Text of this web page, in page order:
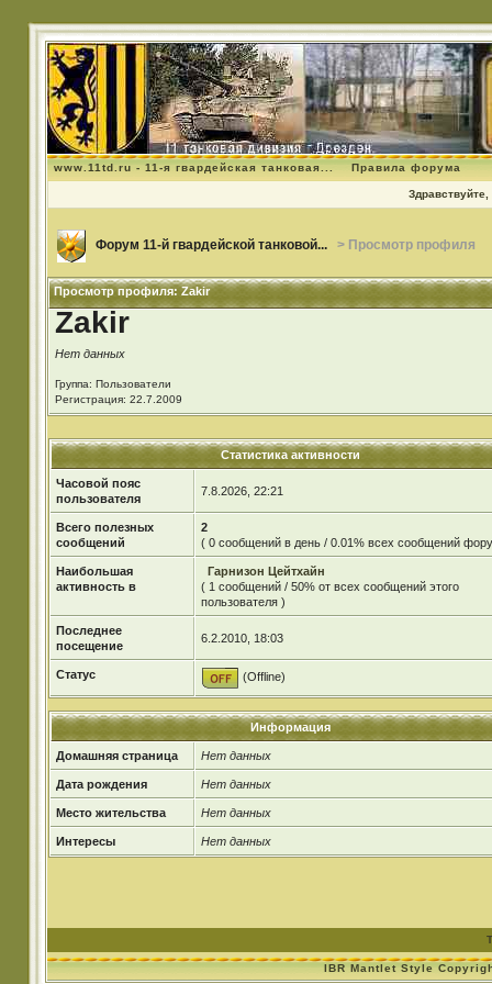
www.11td.ru - 11-я гвардейская танковая... Правила форума
Здравствуйте,
Форум 11-й гвардейской танковой... > Просмотр профиля
Просмотр профиля: Zakir
Zakir
Нет данных
Группа: Пользователи
Регистрация: 22.7.2009
Статистика активности
Часовой пояс
пользователя
7.8.2026, 22:21
Всего полезных
сообщений
2
( 0 сообщений в день / 0.01% всех сообщений
Наибольшая
активность в
Гарнизон Цейтхайн
( 1 сообщений / 50% от всех сообщений этого
пользователя )
Последнее
посещение
6.2.2010, 18:03
Статус (Offline)
Информация
Домашняя страница Нет данных
Дата рождения Нет данных
Место жительства Нет данных
Интересы Нет данных
IBR Mantlet Style